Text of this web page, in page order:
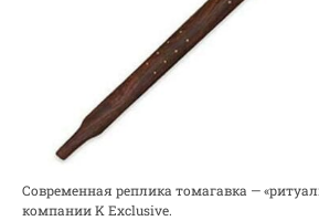
Современная реплика томагавка —
компании K Exclusive.